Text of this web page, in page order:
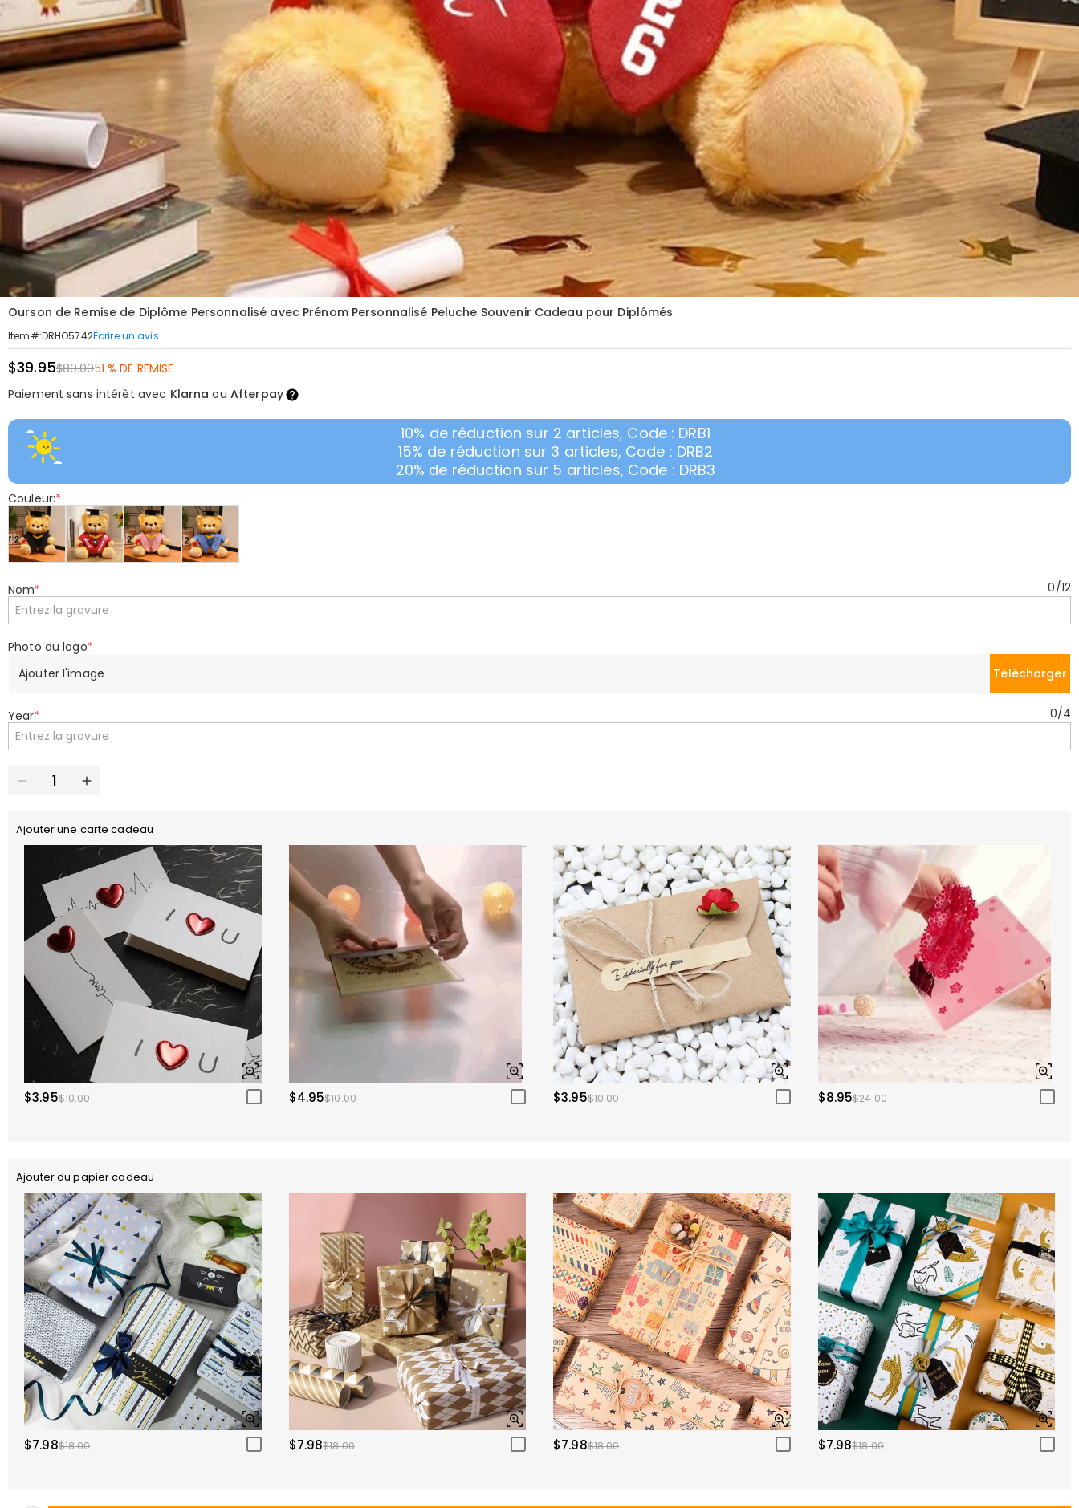
Ourson de Remise de Diplôme Personnalisé avec Prénom Personnalisé Peluche Souvenir Cadeau pour Diplômés
Item#:DRHO5742Écrire un avis
$39.95$80.0051 % DE REMISE
Paiement sans intérêt avec Klarna ou Afterpay
10% de réduction sur 2 articles, Code : DRB1
15% de réduction sur 3 articles, Code : DRB2
20% de réduction sur 5 articles, Code : DRB3
Couleur:*
Nom* 0/12
Photo du logo*
Ajouter l'image
Télécharger
Year* 0/4
Ajouter une carte cadeau
$3.95$10.00 $4.95$10.00 $3.95$10.00 $8.95$24.00
Ajouter du papier cadeau
$7.98$18.00 $7.98$18.00 $7.98$18.00 $7.98$18.00